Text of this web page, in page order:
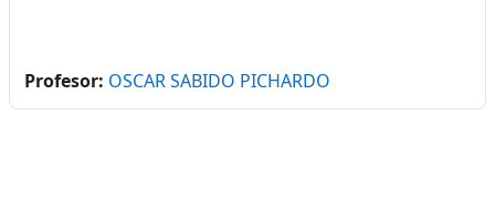
Profesor: OSCAR SABIDO PICHARDO